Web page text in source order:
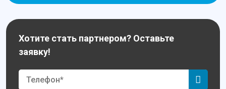
Хотите стать партнером? Оставьте
заявку!